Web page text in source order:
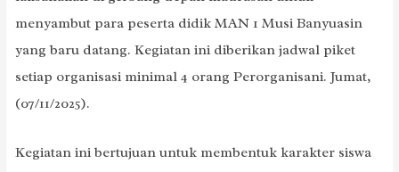
menyambut para peserta didik MAN 1 Musi Banyuasin
yang baru datang. Kegiatan ini diberikan jadwal piket
setiap organisasi minimal 4 orang Perorganisani. Jumat,
(07/11/2025).
Kegiatan ini bertujuan untuk membentuk karakter siswa